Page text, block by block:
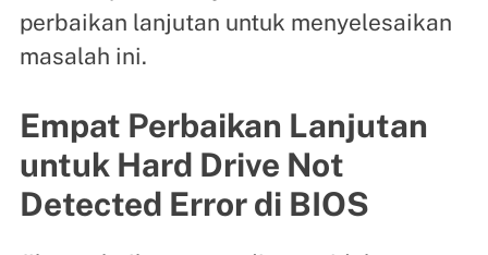
perbaikan lanjutan untuk menyelesaikan
masalah ini.
Empat Perbaikan Lanjutan
untuk Hard Drive Not
Detected Error di BIOS